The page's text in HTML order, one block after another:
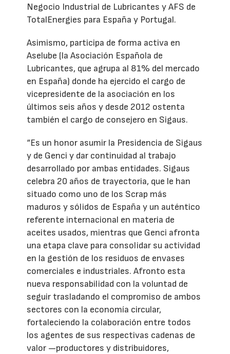
Negocio Industrial de Lubricantes y AFS de
TotalEnergies para España y Portugal.
Asimismo, participa de forma activa en
Aselube (la Asociación Española de
Lubricantes, que agrupa al 81% del mercado
en España) donde ha ejercido el cargo de
vicepresidente de la asociación en los
últimos seis años y desde 2012 ostenta
también el cargo de consejero en Sigaus.
“Es un honor asumir la Presidencia de Sigaus
y de Genci y dar continuidad al trabajo
desarrollado por ambas entidades. Sigaus
celebra 20 años de trayectoria, que le han
situado como uno de los Scrap más
maduros y sólidos de España y un auténtico
referente internacional en materia de
aceites usados, mientras que Genci afronta
una etapa clave para consolidar su actividad
en la gestión de los residuos de envases
comerciales e industriales. Afronto esta
nueva responsabilidad con la voluntad de
seguir trasladando el compromiso de ambos
sectores con la economía circular,
fortaleciendo la colaboración entre todos
los agentes de sus respectivas cadenas de
valor —productores y distribuidores,